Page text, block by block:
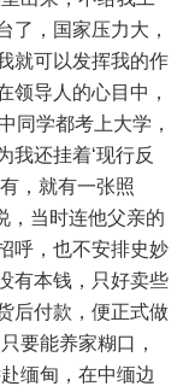
了，国家压力大，
就可以发挥我的作
领导人的心目中，
同学都考上大学，
我还挂着‘现行反
，就有一张照
，当时连他父亲的
呼，也不安排史妙
有本钱，只好卖些
后付款，便正式做
要能养家糊口，
缅甸，在中缅边